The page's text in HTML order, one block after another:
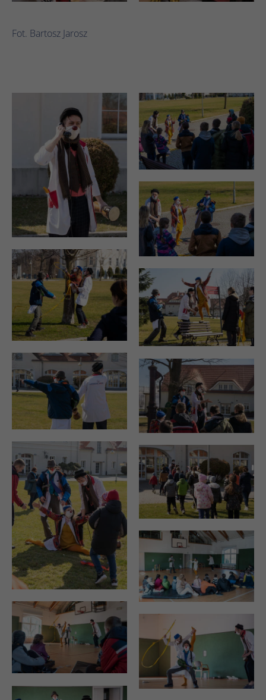
Fot. Bartosz Jarosz